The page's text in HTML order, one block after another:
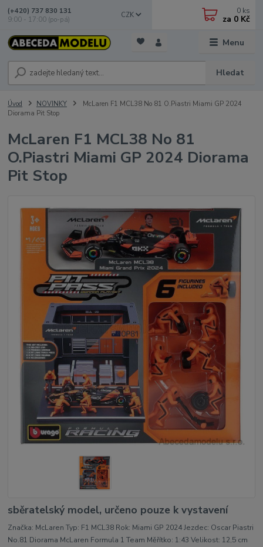
Menu
CZK
Hledat
(+420) 737 830 131
9:00 - 17:00 (po-pá)
0 ks
za 0 Kč
Úvod NOVINKY
McLaren F1 MCL38 No 81 O.Piastri Miami GP 2024
Diorama Pit Stop
McLaren F1 MCL38 No 81
O.Piastri Miami GP 2024 Diorama
Pit Stop
sběratelský model, určeno pouze k vystavení
Značka: McLaren Typ: F1 MCL38 Rok: Miami GP 2024 Jezdec: Oscar Piastri
No.81 Diorama McLaren Formula 1 Team Měřítko: 1:43 Velikost: 12,5 cm